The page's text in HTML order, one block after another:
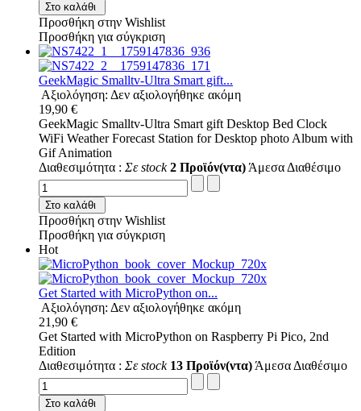
Στο καλάθι
Προσθήκη στην Wishlist
Προσθήκη για σύγκριση
GeekMagic Smalltv-Ultra Smart gift...
Αξιολόγηση: Δεν αξιολογήθηκε ακόμη
19,90 €
GeekMagic Smalltv-Ultra Smart gift Desktop Bed Clock
WiFi Weather Forecast Station for Desktop photo Album with
Gif Animation
Διαθεσιμότητα : Σε stock 2 Προϊόν(ντα) Άμεσα Διαθέσιμο
Στο καλάθι
Προσθήκη στην Wishlist
Προσθήκη για σύγκριση
Hot
Get Started with MicroPython on...
Αξιολόγηση: Δεν αξιολογήθηκε ακόμη
21,90 €
Get Started with MicroPython on Raspberry Pi Pico, 2nd
Edition
Διαθεσιμότητα : Σε stock 13 Προϊόν(ντα) Άμεσα Διαθέσιμο
Στο καλάθι